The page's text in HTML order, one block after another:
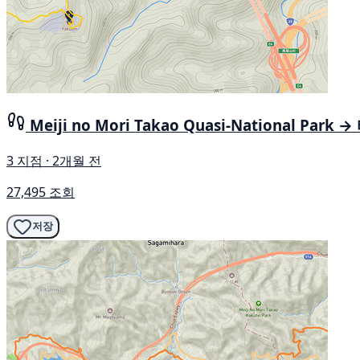
Meiji no Mori Takao Quasi-National Park →
3 지점 · 2개월 전
27,495 조회
저장